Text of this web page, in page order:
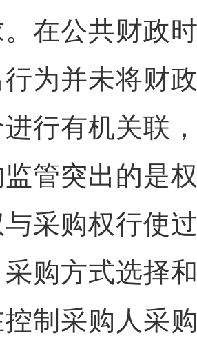
在公共财政
为并未将财
行有机关联
管突出的是
采购权行使
购方式选择
制采购人采